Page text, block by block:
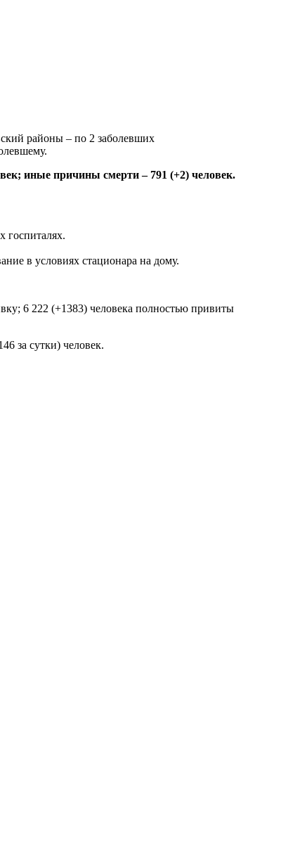
районы – по 2 заболевших
иные причины смерти – 791 (+2) человек.
госпиталях.
в условиях стационара на дому.
6 222 (+1383) человека полностью привиты
за сутки) человек.